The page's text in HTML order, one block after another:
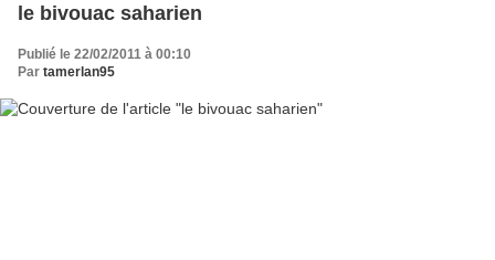
le bivouac saharien
Publié le 22/02/2011 à 00:10
Par tamerlan95